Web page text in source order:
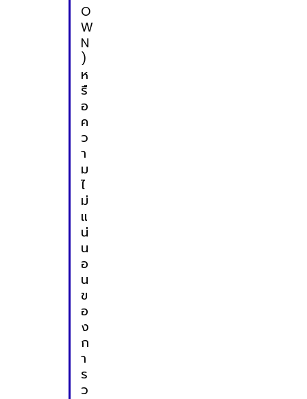
O
W
N
)
ห
รื
อ
ค
ว
า
ม
ไ
ม่
แ
น่
น
อ
น
ข
อ
ง
ก
า
ร
ว